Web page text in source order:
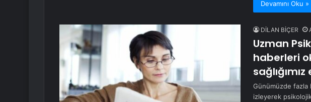
Devamını Oku »
DİLAN BİÇER
Uzman
haberleri
Günümüzde fazla
izleyerek